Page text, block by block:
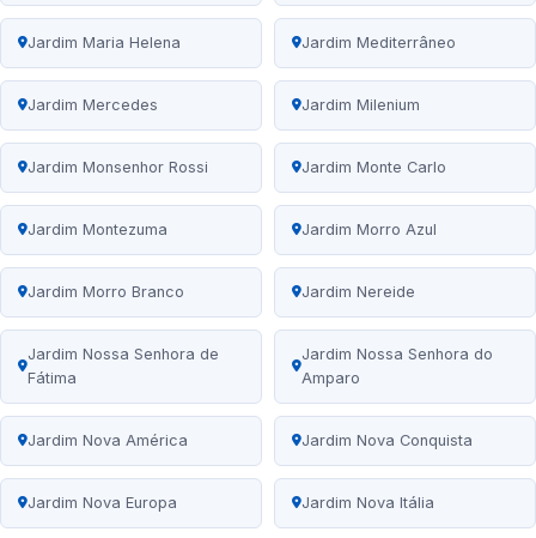
Jardim Maria Helena Jardim Mediterrâneo
Jardim Mercedes Jardim Milenium
Jardim Monsenhor Rossi Jardim Monte Carlo
Jardim Montezuma Jardim Morro Azul
Jardim Morro Branco Jardim Nereide
Jardim Nossa Senhora de
Fátima
Jardim Nossa Senhora do
Amparo
Jardim Nova América Jardim Nova Conquista
Jardim Nova Europa Jardim Nova Itália